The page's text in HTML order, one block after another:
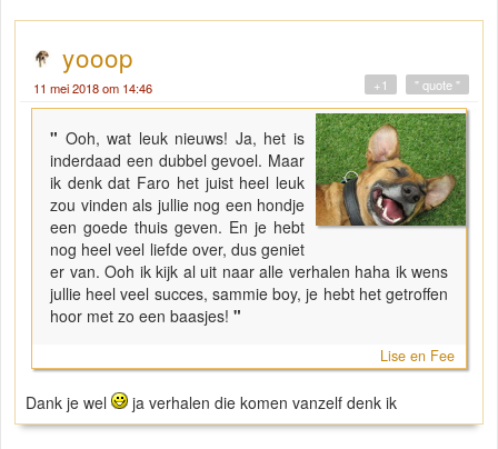
yooop
11 mei 2018 om 14:46 " quote "
+1
" Ooh, wat leuk nieuws! Ja, het is
inderdaad een dubbel gevoel. Maar
ik denk dat Faro het juist heel leuk
zou vinden als jullie nog een hondje
een goede thuis geven. En je hebt
nog heel veel liefde over, dus geniet
er van. Ooh ik kijk al uit naar alle verhalen haha ik wens
jullie heel veel succes, sammie boy, je hebt het getroffen
hoor met zo een baasjes! "
Lise en Fee
Dank je wel ja verhalen die komen vanzelf denk ik